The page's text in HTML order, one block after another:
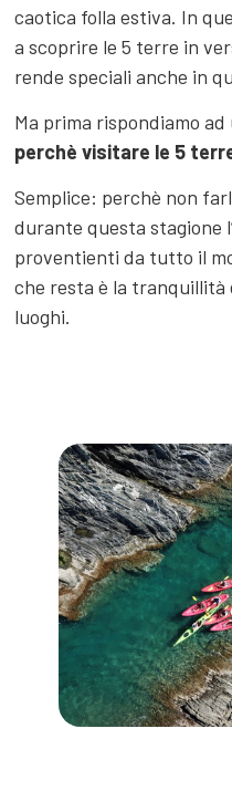
caotica folla estiva. In
a scoprire le 5 terre in
rende speciali anche in
Ma prima rispondiamo
perchè visitare le 5
Semplice: perchè non
durante questa stagione
proventienti da tutto il
che resta è la tranquillità
luoghi.